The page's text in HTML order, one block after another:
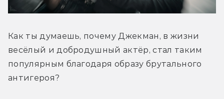
Как ты думаешь, почему Джекман, в жизни
весёлый и добродушный актёр, стал таким
популярным благодаря образу брутального
антигероя?